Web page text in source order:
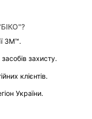
3M™.
засобів захисту.
клієнтів.
України.